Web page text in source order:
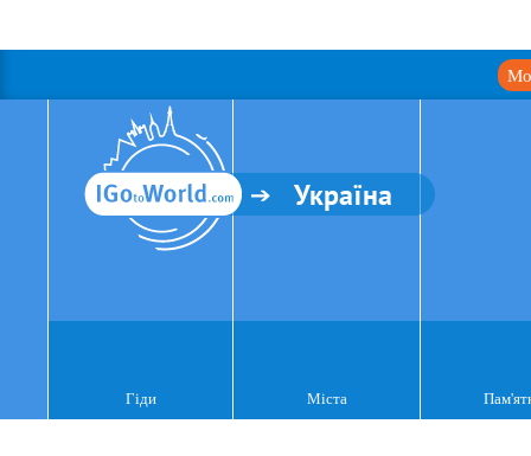
Україна
Гіди Міста